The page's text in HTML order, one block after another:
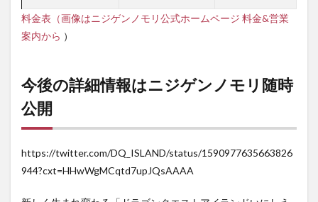
料金表（画像はニジゲンノモリ公式ホームページ 料金&営業
案内から ）
今後の詳細情報はニジゲンノモリ随時
公開
https://twitter.com/DQ_ISLAND/status/1590977635663826
944?cxt=HHwWgMCqtd7upJQsAAAA